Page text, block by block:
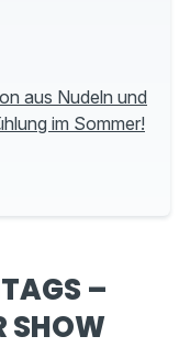
aus Nudeln und
im Sommer!
–
SHOW